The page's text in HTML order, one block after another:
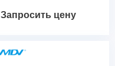
Запросить цену